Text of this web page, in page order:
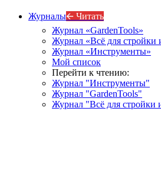
Журналы🡨 Читать
Журнал «GardenTools»
Журнал «Всё для стройки
Журнал «Инструменты»
Мой список
Перейти к чтению:
Журнал "Инструменты"
Журнал "GardenTools"
Журнал "Всё для стройки